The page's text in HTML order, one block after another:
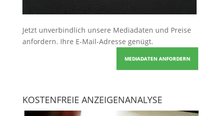
Jetzt unverbindlich unsere Mediadaten und Preise
anfordern. Ihre E-Mail-Adresse genügt.
MEDIADATEN ANFORDERN
KOSTENFREIE ANZEIGENANALYSE